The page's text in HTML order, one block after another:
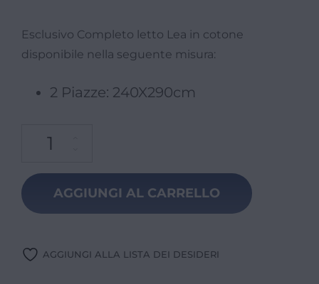
Esclusivo Completo letto Lea in cotone
disponibile nella seguente misura:
2 Piazze: 240X290cm
AGGIUNGI AL CARRELLO
AGGIUNGI ALLA LISTA DEI DESIDERI